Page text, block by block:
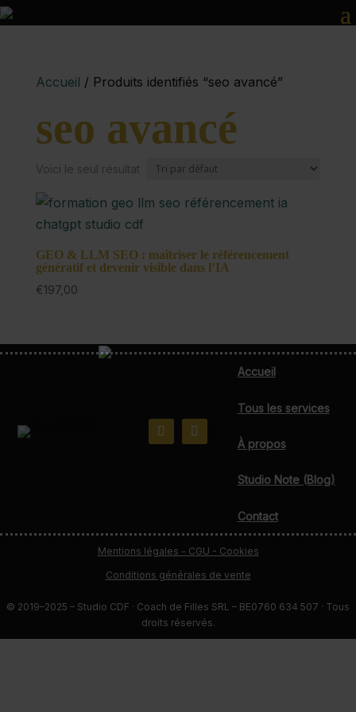
Accueil / Produits identifiés “seo avancé”
seo avancé
Voici le seul résultat
GEO & LLM SEO : maîtriser le référencement
génératif et devenir visible dans l’IA
€197,00
Accueil
Tous les services
À propos
Studio Note (Blog)
Contact
Mentions légales - CGU - Cookies
Conditions générales de vente
© 2019–2025 – Studio CDF · Coach de Filles SRL – BE0760 634 507 · Tous
droits réservés.